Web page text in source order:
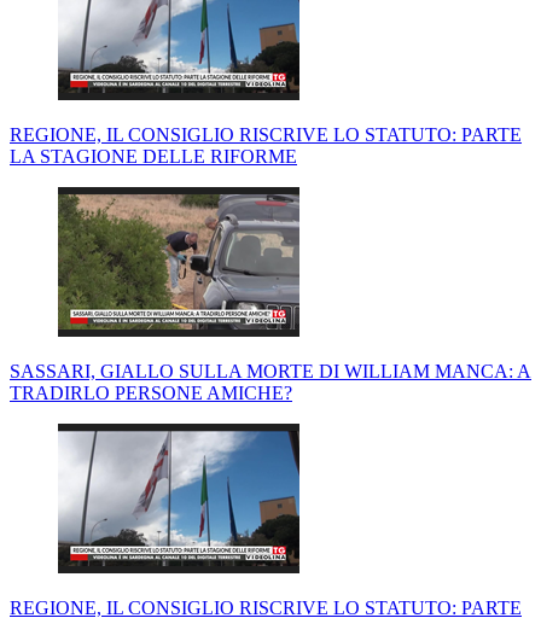
REGIONE, IL CONSIGLIO RISCRIVE LO STATUTO: PARTE
LA STAGIONE DELLE RIFORME
SASSARI, GIALLO SULLA MORTE DI WILLIAM MANCA: A
TRADIRLO PERSONE AMICHE?
REGIONE, IL CONSIGLIO RISCRIVE LO STATUTO: PARTE